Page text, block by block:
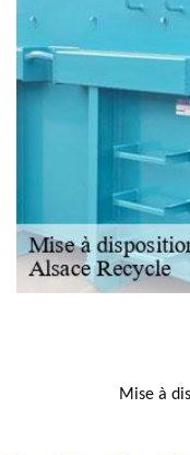
Mise à